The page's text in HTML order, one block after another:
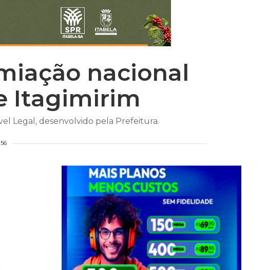
nacional
Itagimirim
Legal, desenvolvido pela Prefeitura.